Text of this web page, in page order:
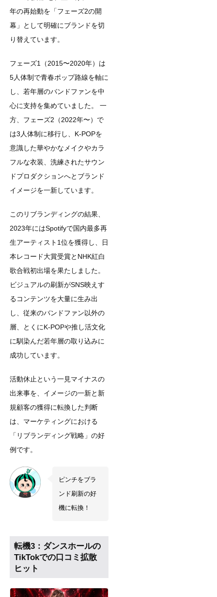
年の再始動を「フェーズ2の開
幕」として明確にブランドを切
り替えています。
フェーズ1（2015〜2020年）は
5人体制で青春ポップ路線を軸に
し、若年層のバンドファンを中
心に支持を集めていました。 一
方、フェーズ2（2022年〜）で
は3人体制に移行し、K-POPを
意識した華やかなメイクやカラ
フルな衣装、洗練されたサウン
ドプロダクションへとブランド
イメージを一新しています。
このリブランディングの結果、
2023年にはSpotifyで国内最多再
生アーティスト1位を獲得し、日
本レコード大賞受賞とNHK紅白
歌合戦初出場を果たしました。
ビジュアルの刷新がSNS映えす
るコンテンツを大量に生み出
し、従来のバンドファン以外の
層、とくにK-POPや推し活文化
に馴染んだ若年層の取り込みに
成功しています。
活動休止という一見マイナスの
出来事を、イメージの一新と新
規顧客の獲得に転換した判断
は、マーケティングにおける
「リブランディング戦略」の好
例です。
ピンチをブラ
ンド刷新の好
機に転換！
転機3：ダンスホールの
TikTokでの口コミ拡散
ヒット